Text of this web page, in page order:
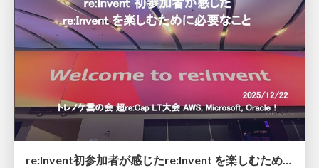
re:Invent初参加者が感じたre:Invent を楽しむために必要なこと